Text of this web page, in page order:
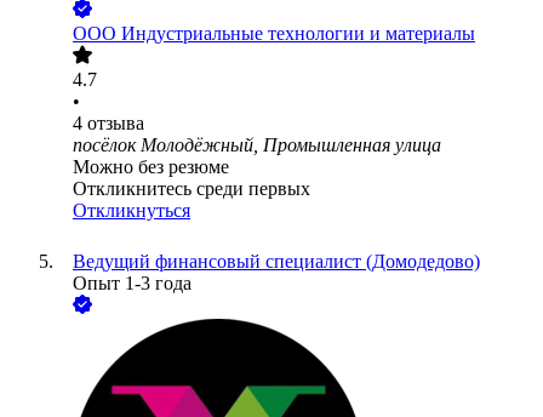
ООО Индустриальные технологии и материалы
4.7
•
4 отзыва
посёлок Молодёжный, Промышленная улица
Можно без резюме
Откликнитесь среди первых
Откликнуться
Ведущий финансовый специалист (Домодедово)
Опыт 1-3 года